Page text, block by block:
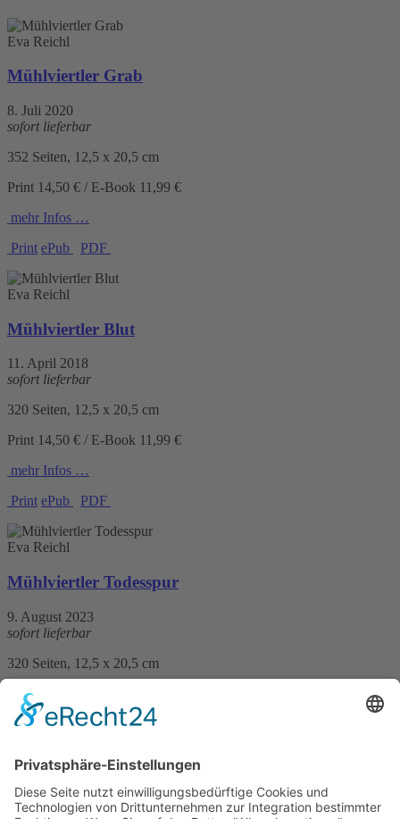
Eva Reichl
Mühlviertler Grab
8. Juli 2020
sofort lieferbar
352 Seiten, 12,5 x 20,5 cm
Print 14,50 € / E-Book 11,99 €
mehr Infos …
Print ePub PDF
Eva Reichl
Mühlviertler Blut
11. April 2018
sofort lieferbar
320 Seiten, 12,5 x 20,5 cm
Print 14,50 € / E-Book 11,99 €
mehr Infos …
Print ePub PDF
Eva Reichl
Mühlviertler Todesspur
9. August 2023
sofort lieferbar
320 Seiten, 12,5 x 20,5 cm
Print 14,50 € / E-Book 11,99 €
mehr Infos …
Eva Reichl